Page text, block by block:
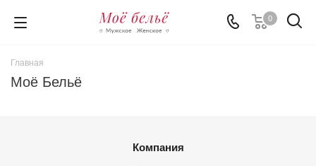
0
Главная
Моё Бельё
Компания